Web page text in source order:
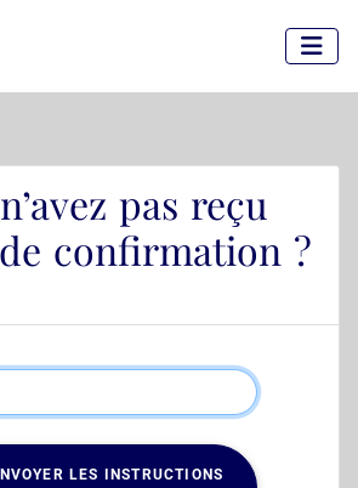
pas reçu
confirmation ?
LES INSTRUCTIONS
cookies